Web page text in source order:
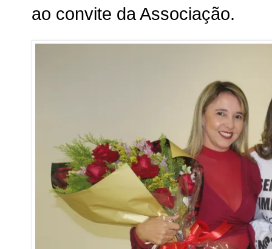
ao convite da Associação.